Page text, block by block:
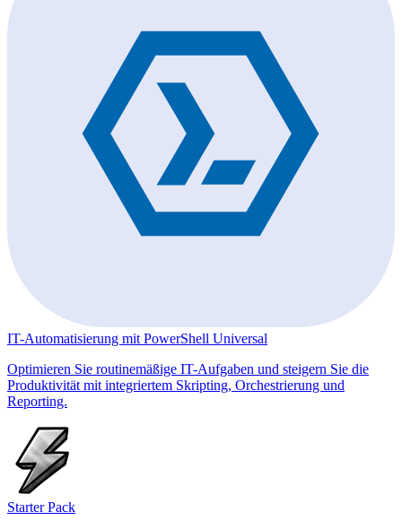
IT-Automatisierung mit PowerShell Universal
Optimieren Sie routinemäßige IT-Aufgaben und steigern Sie die
Produktivität mit integriertem Skripting, Orchestrierung und
Reporting.
Starter Pack